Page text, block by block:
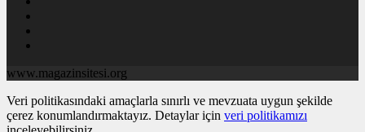
www.magazinsitesi.org
Veri politikasındaki amaçlarla sınırlı ve mevzuata uygun şekilde
çerez konumlandırmaktayız. Detaylar için veri politikamızı